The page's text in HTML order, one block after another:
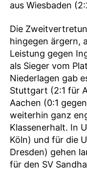
aus Wiesbaden
Die
hingegen ärgern,
Leistung gegen
als Sieger vom
Niederlagen gab
Stuttgart (2:1 für
Aachen (0:1
weiterhin ganz
Klassenerhalt. In
Köln) und für die
Dresden) gehen
für den SV